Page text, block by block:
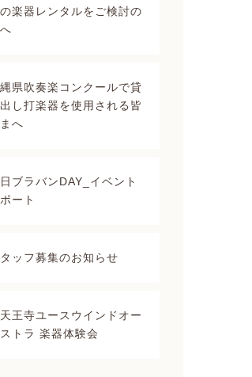
楽器レンタルをご検討の
県吹奏楽コンクールで貸
出し打楽器を使用される皆
へ
日ブラバンDAY_イベント
ート
ッフ募集のお知らせ
王寺ユースウインドオー
トラ 楽器体験会